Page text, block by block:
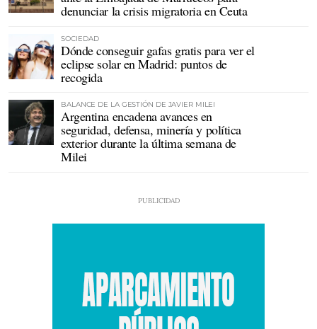
denunciar la crisis migratoria en Ceuta
SOCIEDAD
Dónde conseguir gafas gratis para ver el
eclipse solar en Madrid: puntos de
recogida
BALANCE DE LA GESTIÓN DE JAVIER MILEI
Argentina encadena avances en
seguridad, defensa, minería y política
exterior durante la última semana de
Milei